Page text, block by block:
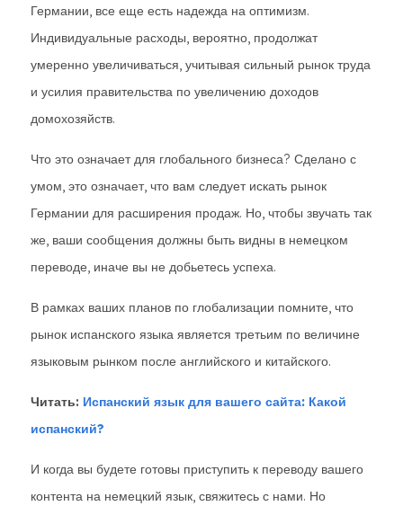
Германии, все еще есть надежда на оптимизм.
Индивидуальные расходы, вероятно, продолжат
умеренно увеличиваться, учитывая сильный рынок труда
и усилия правительства по увеличению доходов
домохозяйств.
Что это означает для глобального бизнеса? Сделано с
умом, это означает, что вам следует искать рынок
Германии для расширения продаж. Но, чтобы звучать так
же, ваши сообщения должны быть видны в немецком
переводе, иначе вы не добьетесь успеха.
В рамках ваших планов по глобализации помните, что
рынок испанского языка является третьим по величине
языковым рынком после английского и китайского.
Читать: Испанский язык для вашего сайта: Какой
испанский?
И когда вы будете готовы приступить к переводу вашего
контента на немецкий язык, свяжитесь с нами. Но